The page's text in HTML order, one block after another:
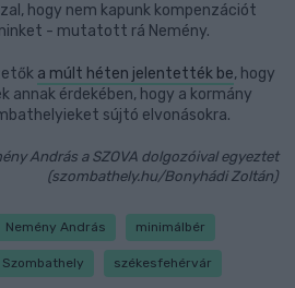
hogy nem kapunk kompenzációt
- mutatott rá Nemény.
a múlt héten jelentették be, hogy
annak érdekében, hogy a kormány
sújtó elvonásokra.
András a SZOVA dolgozóival egyeztet
(szombathely.hu/Bonyhádi Zoltán)
Nemény András minimálbér
Szombathely székesfehérvár